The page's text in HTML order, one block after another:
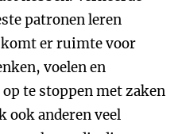
patronen leren
komt er ruimte voor
voelen en
te stoppen met zaken
ook anderen veel